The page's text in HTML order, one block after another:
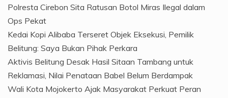
Polresta Cirebon Sita Ratusan Botol Miras Ilegal dalam
Ops Pekat
Kedai Kopi Alibaba Terseret Objek Eksekusi, Pemilik
Belitung: Saya Bukan Pihak Perkara
Aktivis Belitung Desak Hasil Sitaan Tambang untuk
Reklamasi, Nilai Penataan Babel Belum Berdampak
Wali Kota Mojokerto Ajak Masyarakat Perkuat Peran